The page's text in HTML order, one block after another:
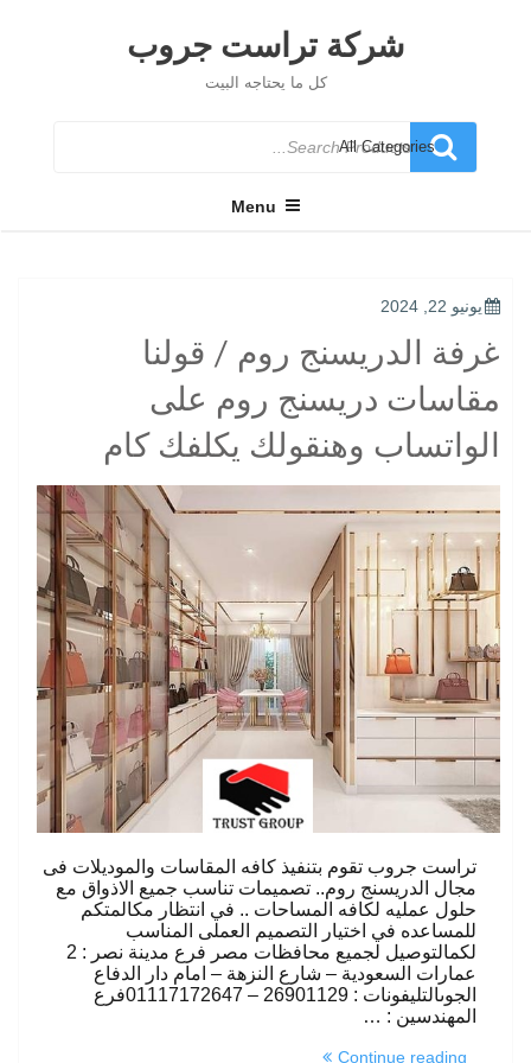
شركة تراست جروب
كل ما يحتاجه البيت
Search
for
Menu
POSTED
يونيو 22, 2024
غرفة الدريسنج روم / قولنا
مقاسات دريسنج روم على
الواتساب وهنقولك يكلفك كام
تراست جروب تقوم بتنفيذ كافه المقاسات والموديلات فى
مجال الدريسنج روم.. تصميمات تناسب جميع الاذواق مع
حلول عمليه لكافه المساحات .. في انتظار مكالمتكم
للمساعده في اختيار التصميم العملى المناسب
لكمالتوصيل لجميع محافظات مصر فرع مدينة نصر : 2
عمارات السعودية – شارع النزهة – امام دار الدفاع
الجوىالتليفونات : 26901129 – 01117172647فرع
المهندسين : …
Continue reading
“غرفة